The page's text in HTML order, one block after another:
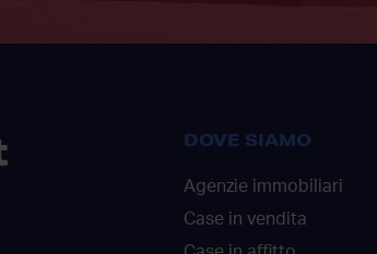
DOVE SIAMO
Agenzie immobiliari
Case in vendita